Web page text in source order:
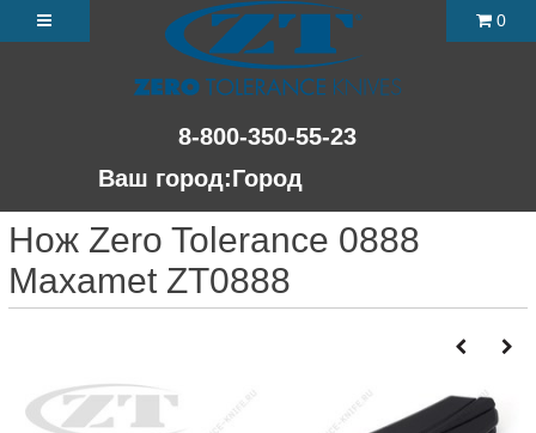
8-800-350-55-23
Ваш город:Город
0
Нож Zero Tolerance 0888
Maxamet ZT0888